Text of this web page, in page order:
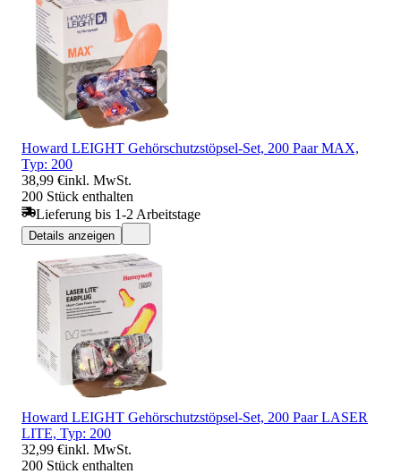
Howard LEIGHT Gehörschutzstöpsel-Set, 200 Paar MAX,
Typ: 200
38,99 €inkl. MwSt.
200 Stück enthalten
Lieferung bis 1-2 Arbeitstage
Details anzeigen
Howard LEIGHT Gehörschutzstöpsel-Set, 200 Paar LASER
LITE, Typ: 200
32,99 €inkl. MwSt.
200 Stück enthalten